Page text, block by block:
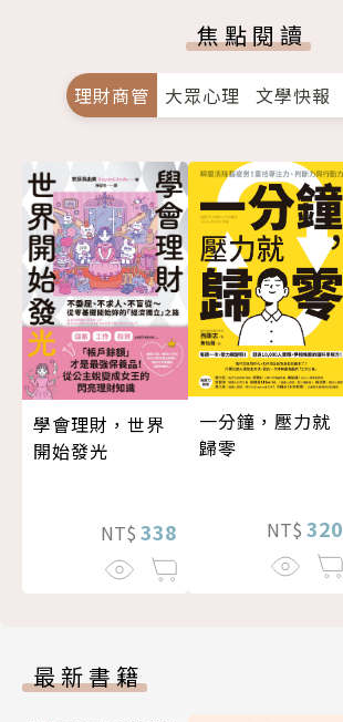
焦點閱讀
理財商管 大眾心理 文學快報
學會理財，世界
開始發光
NT$ 338
一分鐘，壓力就
歸零
NT$ 320
最新書籍